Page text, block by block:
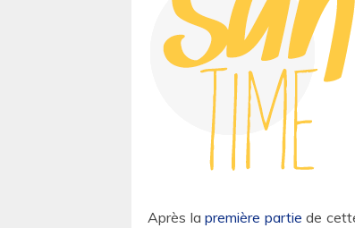
Après lapremière partie de